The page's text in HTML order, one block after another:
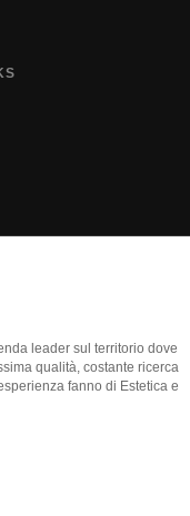
leader sul territorio dove
qualità, costante ricerca
fanno di Estetica e